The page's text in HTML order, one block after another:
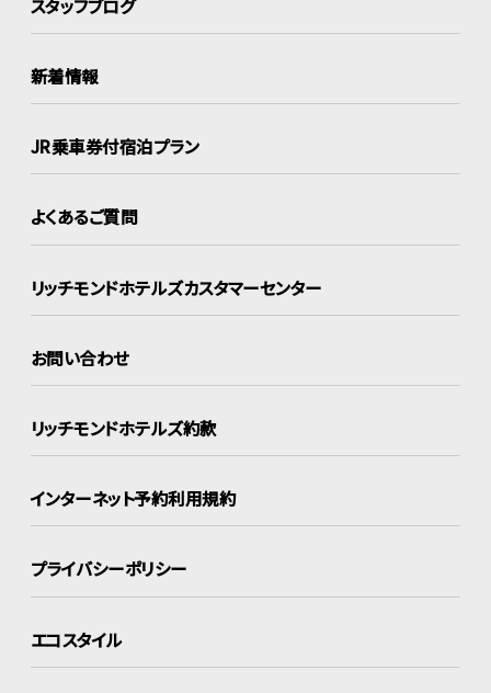
スタッフブログ
新着情報
JR乗車券付宿泊プラン
よくあるご質問
リッチモンドホテルズカスタマーセンター
お問い合わせ
リッチモンドホテルズ約款
インターネット予約利用規約
プライバシーポリシー
エコスタイル